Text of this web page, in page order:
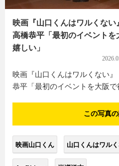
映画『山口くんはワルくな
高橋恭平「最初のイベント
嬉しい」
映画『山口くんはワルくない
恭平「最初のイベントを大阪で
この写真
映画山口くん 山口くんはワル